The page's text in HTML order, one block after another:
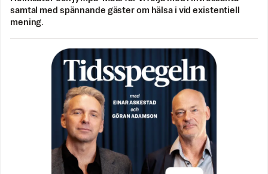
samtal med spännande gäster om hälsa i vid existentiell
mening.